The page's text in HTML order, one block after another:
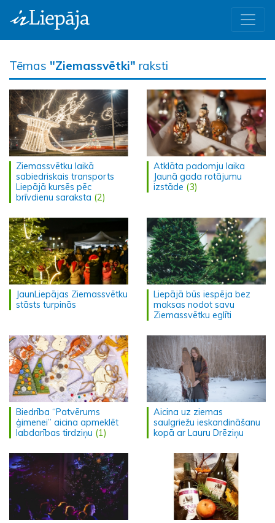
Tēmas "Ziemassvētki" raksti
Ziemassvētku laikā
sabiedriskais transports
Liepājā kursēs pēc
brīvdienu saraksta (2)
Atklāta padomju laika
Jaunā gada rotājumu
izstāde (3)
JaunLiepājas Ziemassvētku
stāsts turpinās
Liepājā būs iespēja bez
maksas nodot savu
Ziemassvētku eglīti
Biedrība “Patvērums
ģimenei” aicina apmeklēt
labdarības tirdziņu (1)
Aicina uz ziemas
saulgriežu ieskandināšanu
kopā ar Lauru Drēziņu